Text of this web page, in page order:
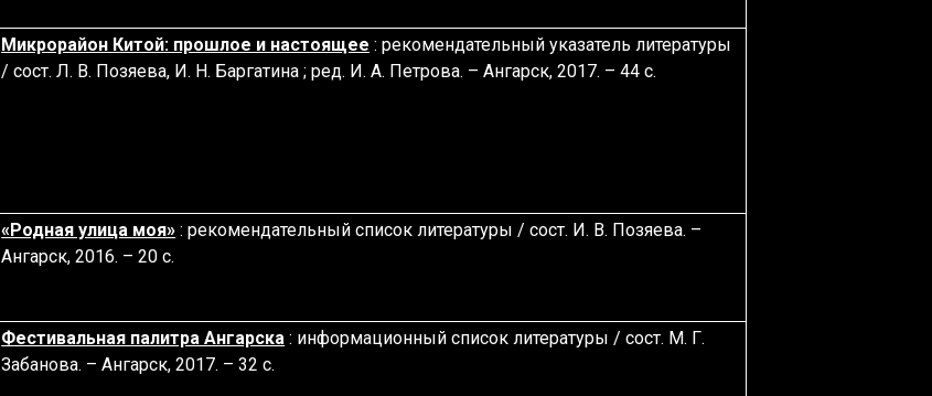
Микрорайон Китой: прошлое и настоящее : рекомендательный указатель литературы
/ сост. Л. В. Позяева, И. Н. Баргатина ; ред. И. А. Петрова. – Ангарск, 2017. – 44 с.
«Родная улица моя» : рекомендательный список литературы / сост. И. В. Позяева. –
Ангарск, 2016. – 20 с.
Фестивальная палитра Ангарска : информационный список литературы / сост. М. Г.
Забанова. – Ангарск, 2017. – 32 с.